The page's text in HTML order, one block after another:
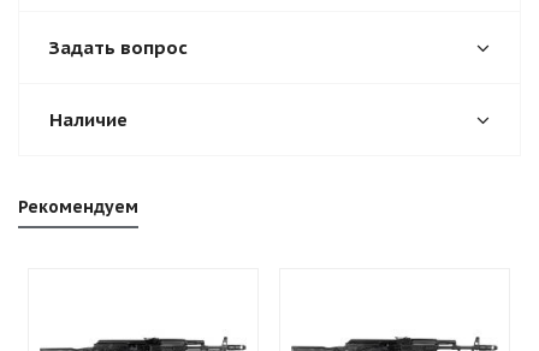
Задать вопрос
Наличие
Рекомендуем